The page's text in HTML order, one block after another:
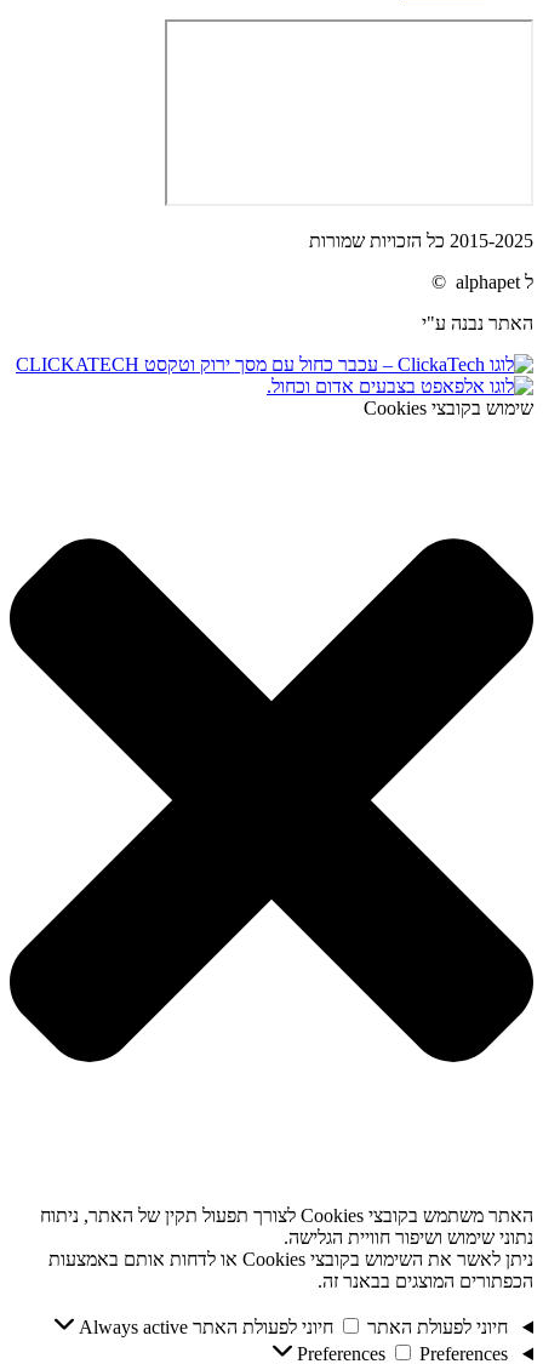
2015-2025 כל הזכויות שמורות
ל alphapet ©
האתר נבנה ע"י
שימוש בקובצי Cookies
האתר משתמש בקובצי Cookies לצורך תפעול תקין של האתר, ניתוח
נתוני שימוש ושיפור חוויית הגלישה.
ניתן לאשר את השימוש בקובצי Cookies או לדחות אותם באמצעות
הכפתורים המוצגים בבאנר זה.
חיוני לפעולת האתר חיוני לפעולת האתר Always active
Preferences
Preferences